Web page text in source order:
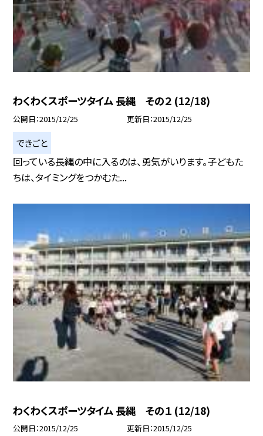
わくわくスポーツタイム 長縄 その２ (12/18)
公開日 2015/12/25 更新日 2015/12/25
できごと
回っている長縄の中に入るのは、勇気がいります。子どもた
ちは、タイミングをつかむた...
わくわくスポーツタイム 長縄 その１ (12/18)
公開日 2015/12/25 更新日 2015/12/25